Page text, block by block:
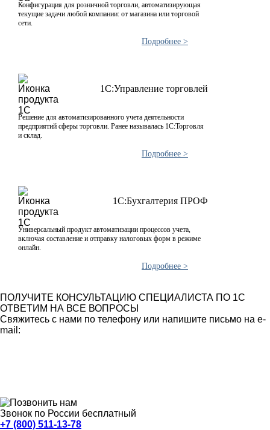
Конфигурация для розничной торговли, автоматизирующая
текущие задачи любой компании: от магазина или торговой
сети.
Подробнее >
1С:Управление торговлей
Решение для автоматизированного учета деятельности
предприятий сферы торговли. Ранее называлась 1С:Торговля
и склад.
Подробнее >
1С:Бухгалтерия ПРОФ
Универсальный продукт автоматизации процессов учета,
включая составление и отправку налоговых форм в режиме
онлайн.
Подробнее >
ПОЛУЧИТЕ КОНСУЛЬТАЦИЮ СПЕЦИАЛИСТА ПО 1С
ОТВЕТИМ НА ВСЕ ВОПРОСЫ
Свяжитесь с нами по телефону или напишите письмо на e-
mail:
Звонок по России бесплатный
+7 (800) 511-13-78